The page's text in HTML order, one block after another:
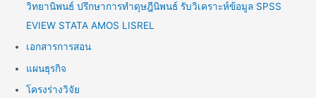
วิทยานิพนธ์ ปรึกษาการทำดุษฎีนิพนธ์ รับวิเคราะห์ข้อมูล SPSS
EVIEW STATA AMOS LISREL
เอกสารการสอน
แผนธุรกิจ
โครงร่างวิจัย